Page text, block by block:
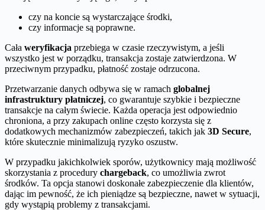
czy na koncie są wystarczające środki,
czy informacje są poprawne.
Cała weryfikacja przebiega w czasie rzeczywistym, a jeśli
wszystko jest w porządku, transakcja zostaje zatwierdzona. W
przeciwnym przypadku, płatność zostaje odrzucona.
Przetwarzanie danych odbywa się w ramach globalnej
infrastruktury płatniczej, co gwarantuje szybkie i bezpieczne
transakcje na całym świecie. Każda operacja jest odpowiednio
chroniona, a przy zakupach online często korzysta się z
dodatkowych mechanizmów zabezpieczeń, takich jak 3D Secure,
które skutecznie minimalizują ryzyko oszustw.
W przypadku jakichkolwiek sporów, użytkownicy mają możliwość
skorzystania z procedury chargeback, co umożliwia zwrot
środków. Ta opcja stanowi doskonałe zabezpieczenie dla klientów,
dając im pewność, że ich pieniądze są bezpieczne, nawet w sytuacji,
gdy wystąpią problemy z transakcjami.